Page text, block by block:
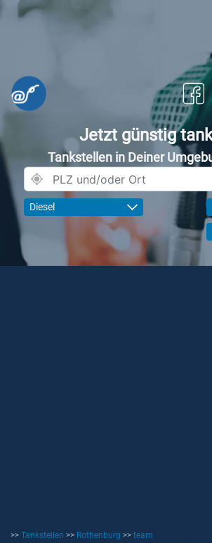
Jetzt günstig
Tankstellen in Deiner
Diesel
>> Tankstellen >> Rothenburg >> team